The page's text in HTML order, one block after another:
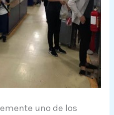
uno de los